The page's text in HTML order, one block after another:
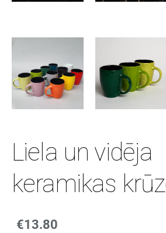
Liela un vidēja
keramikas
€13.80